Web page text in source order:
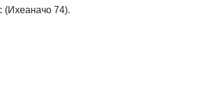
(Ихеаначо 74).